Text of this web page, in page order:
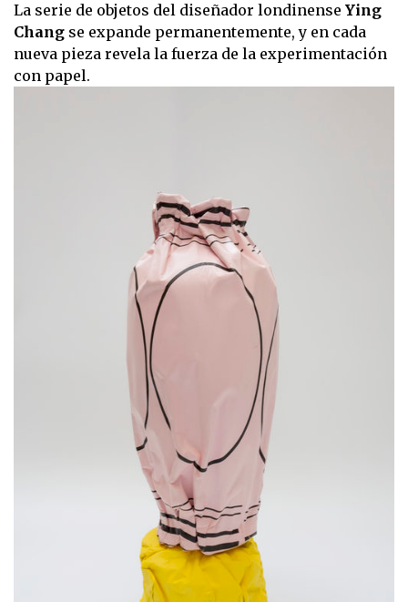
La serie de objetos del diseñador londinense Ying
Chang se expande permanentemente, y en cada
nueva pieza revela la fuerza de la experimentación
con papel.